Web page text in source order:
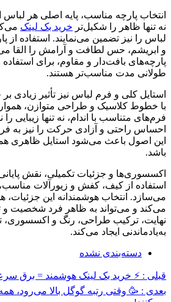
انتخاب پارچه مناسب، پایه اصلی هر
نه تنها ظاهر را شکیل‌تر خرید بک لینک
لباس را نیز تضمین می‌نمایند. استفاده از
و ابریشم، حس لطافت و آرامش را القا
پارچه‌های بافت‌دار و مقاوم، برای
طولانی مدت مناسب‌تر هستند.
استایل کلی و فرم لباس نیز تأثیر زیادی
با خطوط کلاسیک و طراحی متوازن،
فرم‌های متناسب با اندام، نه تنها زیبایی
احساس راحتی و آزادی حرکت را نیز به
این اصول باعث می‌شود استایل ظاهری
باشد.
اکسسوری‌ها و جزئیات تکمیلی، نقش
استفاده از کیف، کفش و زیورآلات
می‌سازد. انتخاب هوشمندانه این جزئیات،
می‌کند و می‌تواند به ظاهر فرد شخصیت و
نهایت، ترکیب طراحی، رنگ و اکسسوری،
به‌یادماندنی ایجاد می‌کند.
دسته‌بندی نشده
قبلی : ⚡ خرید بک لینک هوشمند = برق
بعدی : 🥳 وقتی رتبه گوگل بالا می‌رود،